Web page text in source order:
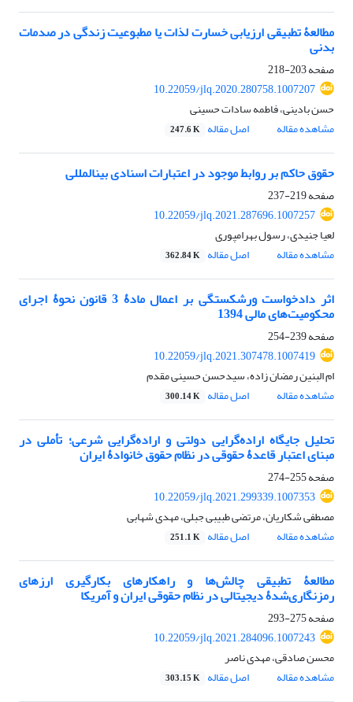
مطالعۀ تطبیقی ارزیابی خسارت لذات یا مطبوعیت زندگی در صدمات
بدنی
صفحه203-218
10.22059/jlq.2020.280758.1007207
حسن بادینی، فاطمه سادات حسینی
مشاهده مقاله
اصل مقاله 247.6 K
حقوق حاکم بر روابط موجود در اعتبارات اسنادی بین‎المللی
صفحه219-237
10.22059/jlq.2021.287696.1007257
لعیا جنیدی، رسول بهرامپوری
مشاهده مقاله
اصل مقاله 362.84 K
اثر دادخواست ورشکستگی بر اعمال مادۀ 3 قانون نحوۀ اجرای
محکومیت‌های مالی 1394
صفحه239-254
10.22059/jlq.2021.307478.1007419
ام البنین رمضان زاده، سیدحسن حسینی مقدم
مشاهده مقاله
اصل مقاله 300.14 K
تحلیل جایگاه اراده‌گرایی دولتی و اراده‌گرایی شرعی؛ تأملی در
مبنای اعتبار قاعدۀ حقوقی در نظام حقوق خانوادۀ ایران
صفحه255-274
10.22059/jlq.2021.299339.1007353
مصطفی شکاریان، مرتضی طبیبی جبلی، مهدی شهابی
مشاهده مقاله
اصل مقاله 251.1 K
مطالعۀ تطبیقی چالش‌ها و راهکارهای بکارگیری ارزهای
رمزنگاری‌شدۀ دیجیتالی در نظام حقوقی ایران و آمریکا
صفحه275-293
10.22059/jlq.2021.284096.1007243
محسن صادقی، مهدی ناصر
مشاهده مقاله
اصل مقاله 303.15 K